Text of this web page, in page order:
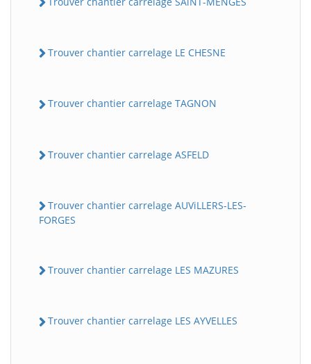
Trouver chantier carrelage LE CHESNE
Trouver chantier carrelage TAGNON
Trouver chantier carrelage ASFELD
Trouver chantier carrelage AUViLLERS-LES-
FORGES
Trouver chantier carrelage LES MAZURES
Trouver chantier carrelage LES AYVELLES